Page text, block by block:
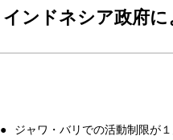
インドネシア政府
●
ジャワ・バリでの活動制限が